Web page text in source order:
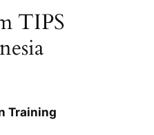
TIPS
Training